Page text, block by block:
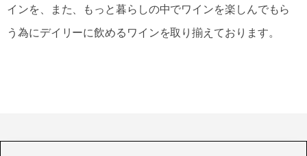
インを、また、もっと暮らしの中でワインを楽しんでもら
う為にデイリーに飲めるワインを取り揃えております。